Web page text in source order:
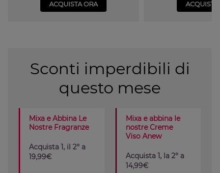
ACQUISTA ORA ACQUISTA
Sconti imperdibili di
questo mese
Mixa e Abbina Le
Nostre Fragranze
Acquista 1, il 2° a
19,99€
Mixa e abbina le
nostre Creme
Viso Anew
Acquista 1, la 2° a
14,99€